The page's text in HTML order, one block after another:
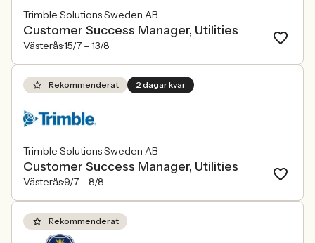
Trimble Solutions Sweden AB
Customer Success Manager, Utilities
Västerås15/7 – 13/8
Rekommenderat 2 dagar kvar
Trimble Solutions Sweden AB
Customer Success Manager, Utilities
Västerås9/7 – 8/8
Rekommenderat